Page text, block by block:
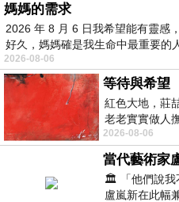
媽媽的需求
2026 年 8 月 6 日我希望能有靈感
好久，媽媽確是我生命中最重要的
2026-08-06
等待與希望
紅色大地，莊
老老實實做人
向裂隙的亮處
2026-08-06
🏛️ 「他們說我
盧嵐新在此幅